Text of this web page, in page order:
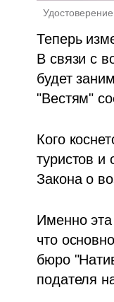
Теперь
В связи с
будет
"Вестям"
Кого
туристов и
Закона о
Именно эта
что
бюро
подателя